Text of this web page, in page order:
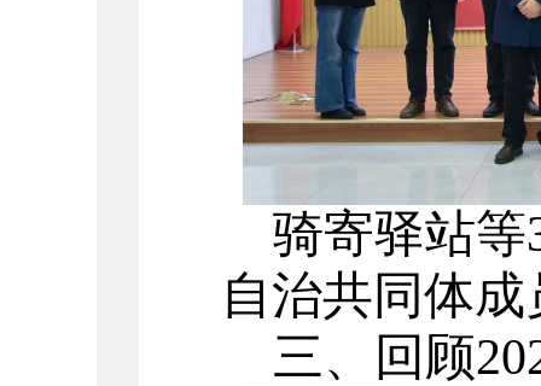
骑寄驿站等
自治共同体成
三、
回顾